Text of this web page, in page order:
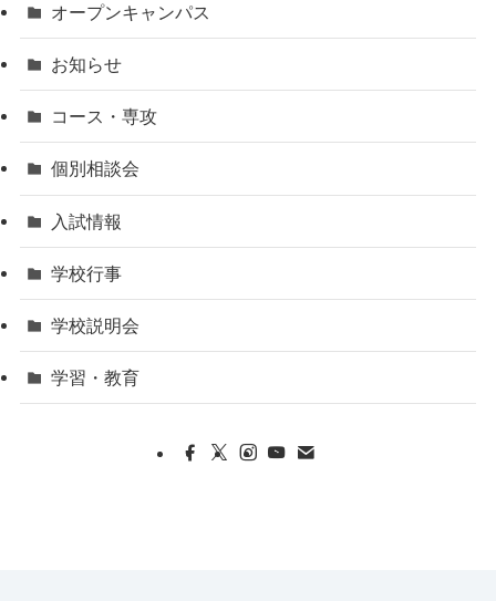
オープンキャンパス
お知らせ
コース・専攻
個別相談会
入試情報
学校行事
学校説明会
学習・教育